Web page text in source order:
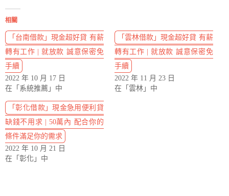
相關
「台南借款」現金超好貸 有薪
轉有工作 | 就放款 誠意保密免
手續
2022 年 10 月 17 日
在「系統推薦」中
「雲林借款」現金超好貸 有薪
轉有工作 | 就放款 誠意保密免
手續
2022 年 11 月 23 日
在「雲林」中
「彰化借款」現金急用便利貸
缺錢不用求 | 50萬內 配合你的
條件滿足你的需求
2022 年 10 月 21 日
在「彰化」中